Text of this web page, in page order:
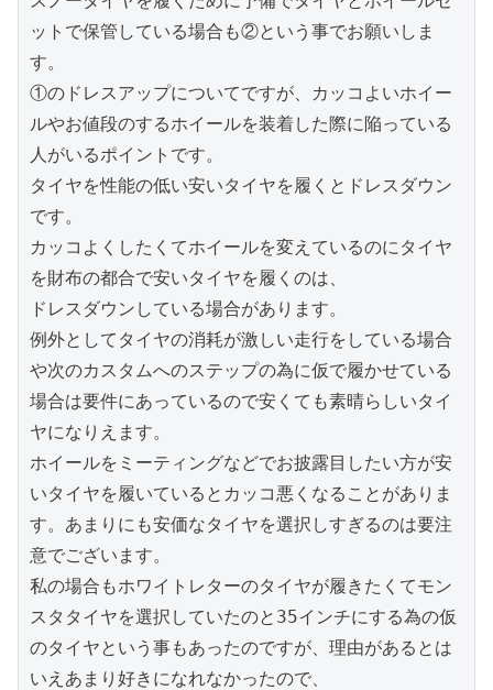
ットで保管している場合も②という事でお願いしま
す。
①のドレスアップについてですが、カッコよいホイー
ルやお値段のするホイールを装着した際に陥っている
人がいるポイントです。
タイヤを性能の低い安いタイヤを履くとドレスダウン
です。
カッコよくしたくてホイールを変えているのにタイヤ
を財布の都合で安いタイヤを履くのは、
ドレスダウンしている場合があります。
例外としてタイヤの消耗が激しい走行をしている場合
や次のカスタムへのステップの為に仮で履かせている
場合は要件にあっているので安くても素晴らしいタイ
ヤになりえます。
ホイールをミーティングなどでお披露目したい方が安
いタイヤを履いているとカッコ悪くなることがありま
す。あまりにも安価なタイヤを選択しすぎるのは要注
意でございます。
私の場合もホワイトレターのタイヤが履きたくてモン
スタタイヤを選択していたのと35インチにする為の仮
のタイヤという事もあったのですが、理由があるとは
いえあまり好きになれなかったので、